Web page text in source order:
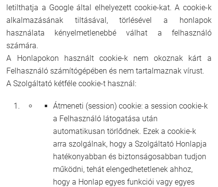
letilthatja a Google által elhelyezett cookie-kat. A cookie-k
alkalmazásának tiltásával, törlésével a honlapok
használata kényelmetlenebbé válhat a felhasználó
számára.
A Honlapokon használt cookie-k nem okoznak kárt a
Felhasználó számítógépében és nem tartalmaznak vírust.
A Szolgáltató kétféle cookie-t használ:
Átmeneti (session) cookie: a session cookie-k
a Felhasználó látogatása után
automatikusan törlődnek. Ezek a cookie-k
arra szolgálnak, hogy a Szolgáltató Honlapja
hatékonyabban és biztonságosabban tudjon
működni, tehát elengedhetetlenek ahhoz,
hogy a Honlap egyes funkciói vagy egyes